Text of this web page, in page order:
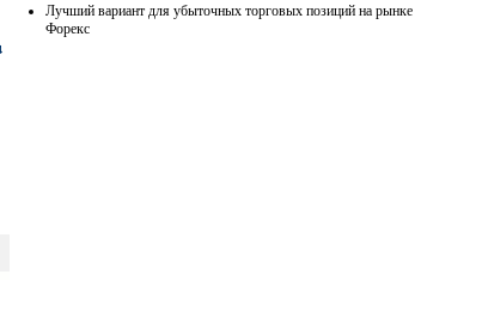
Лучший вариант для убыточных торговых позиций на рынке
Форекс